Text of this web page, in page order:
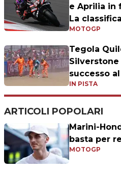
e Aprilia in
La
MOTOGP
Tegola
successo
IN PISTA
ARTICOLI POPOLARI
Marini-
basta per
MOTOGP